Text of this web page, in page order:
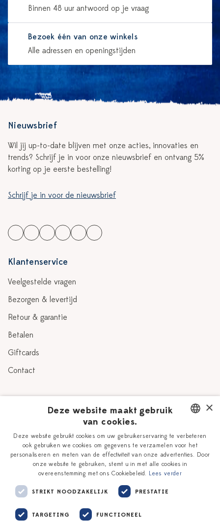
Binnen 48 uur antwoord op je vraag
Bezoek één van onze winkels
Alle adressen en openingstijden
Nieuwsbrief
Wil jij up-to-date blijven met onze acties, innovaties en
trends? Schrijf je in voor onze nieuwsbrief en ontvang 5%
korting op je eerste bestelling!
Schrijf je in voor de nieuwsbrief
Klantenservice
Veelgestelde vragen
Bezorgen & levertijd
Retour & garantie
Betalen
Giftcards
Contact
Verhaal
Onze plateelschilders
Delfts Blauw
Workshops
Vacatures
Zakelijk
DUTCH
ENGLISH
×
Deze website maakt gebruik
van cookies.
Deze website gebruikt cookies om uw gebruikerservaring te verbeteren
ook gebruiken we cookies om gegevens te verzamelen voor het
personaliseren en meten van de effectiviteit van onze advertenties. Door
onze website te gebruiken, stemt u in met alle cookies in
overeenstemming met ons Cookiebeleid. Lees verder
STRIKT NOODZAKELIJK PRESTATIE
TARGETING FUNCTIONEEL